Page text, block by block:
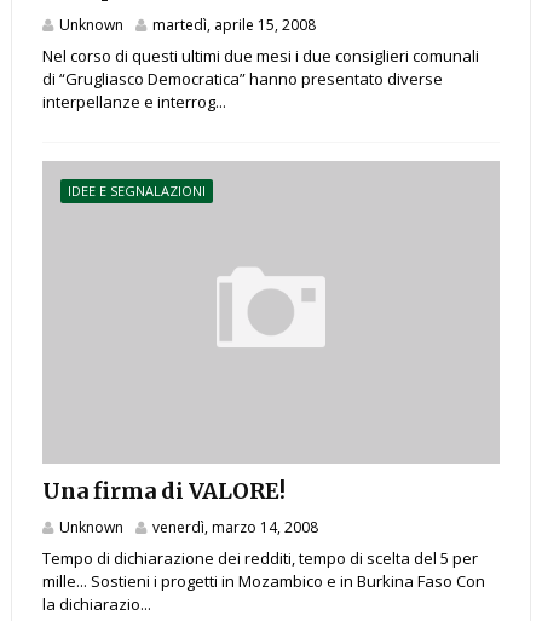
Unknown martedì, aprile 15, 2008
Nel corso di questi ultimi due mesi i due consiglieri comunali
di “Grugliasco Democratica” hanno presentato diverse
interpellanze e interrog...
IDEE E SEGNALAZIONI
Una firma di VALORE!
Unknown venerdì, marzo 14, 2008
Tempo di dichiarazione dei redditi, tempo di scelta del 5 per
mille... Sostieni i progetti in Mozambico e in Burkina Faso Con
la dichiarazio...